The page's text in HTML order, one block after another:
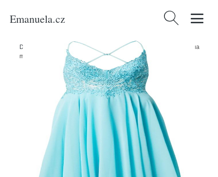
Emanuela.cz Vyhledávání
Domů Ženy /Oblečení
Společenské šaty mascara aqua
modrá